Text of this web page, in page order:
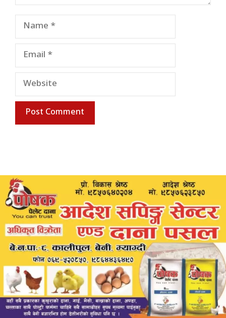
Name
Email
Website